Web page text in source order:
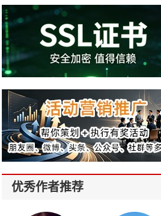
优秀作者推荐